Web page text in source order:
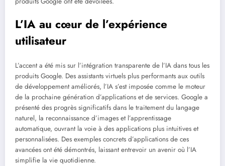
L’IA au cœur de l’expérience
utilisateur
L’accent a été mis sur l’intégration transparente de l’IA dans tous les
produits Google. Des assistants virtuels plus performants aux outils
de développement améliorés, l’IA s’est imposée comme le moteur
de la prochaine génération d’applications et de services. Google a
présenté des progrès significatifs dans le traitement du langage
naturel, la reconnaissance d’images et l’apprentissage
automatique, ouvrant la voie à des applications plus intuitives et
personnalisées. Des exemples concrets d’applications de ces
avancées ont été démontrés, laissant entrevoir un avenir où l’IA
simplifie la vie quotidienne.